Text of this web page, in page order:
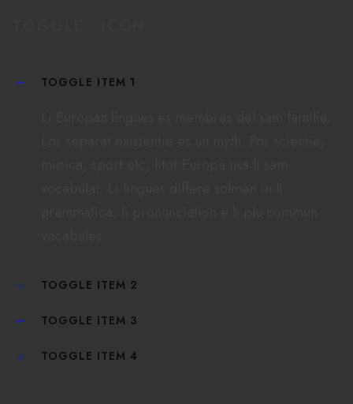
TOGGLE ITEM 1
TOGGLE ITEM 2
TOGGLE ITEM 3
TOGGLE ITEM 4